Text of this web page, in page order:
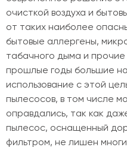
очисткой воздуха и
от таких наиболее
бытовые аллергены,
табачного дыма и прочие
прошлые годы большие
использование с этой
пылесосов, в том числе
оправдались, так как
пылесос, оснащенный
фильтром, не лишен